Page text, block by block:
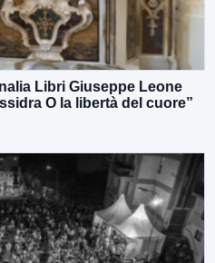
Libri Giuseppe Leone
O la libertà del cuore”